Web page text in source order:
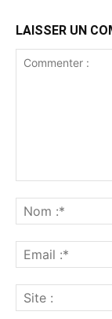
LAISSER UN